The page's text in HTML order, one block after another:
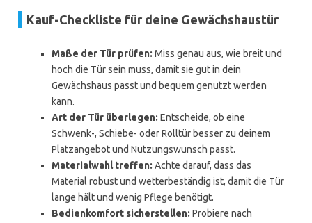
Kauf-Checkliste für deine Gewächshaustür
Maße der Tür prüfen: Miss genau aus, wie breit und
hoch die Tür sein muss, damit sie gut in dein
Gewächshaus passt und bequem genutzt werden
kann.
Art der Tür überlegen: Entscheide, ob eine
Schwenk-, Schiebe- oder Rolltür besser zu deinem
Platzangebot und Nutzungswunsch passt.
Materialwahl treffen: Achte darauf, dass das
Material robust und wetterbeständig ist, damit die Tür
lange hält und wenig Pflege benötigt.
Bedienkomfort sicherstellen: Probiere nach